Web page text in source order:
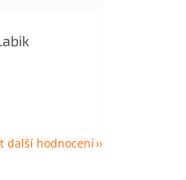
obchodu je 5 z 5 hvězdiček.
další hodnocení